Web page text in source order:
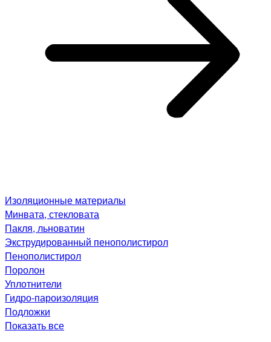
Изоляционные материалы
Минвата, стекловата
Пакля, льноватин
Экструдированный пенополистирол
Пенополистирол
Поролон
Уплотнители
Гидро-пароизоляция
Подложки
Показать все